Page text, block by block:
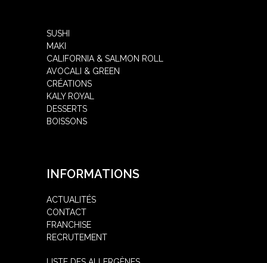
SUSHI
MAKI
CALIFORNIA & SALMON ROLL
AVOCALI & GREEN
CRÉATIONS
KALY ROYAL
DESSERTS
BOISSONS
INFORMATIONS
ACTUALITÉS
CONTACT
FRANCHISE
RECRUTEMENT